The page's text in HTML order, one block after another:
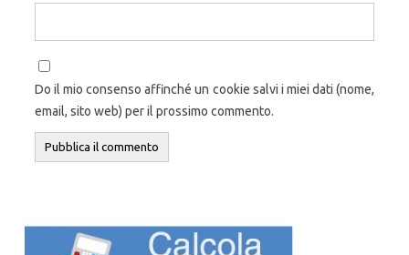
Do il mio consenso affinché un cookie salvi i miei dati (nome,
email, sito web) per il prossimo commento.